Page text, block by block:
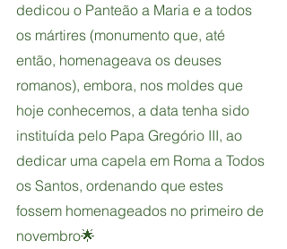
dedicou o Panteão a Maria e a todos
os mártires (monumento que, até
então, homenageava os deuses
romanos), embora, nos moldes que
hoje conhecemos, a data tenha sido
instituída pelo Papa Gregório III, ao
dedicar uma capela em Roma a Todos
os Santos, ordenando que estes
fossem homenageados no primeiro de
novembro🌟